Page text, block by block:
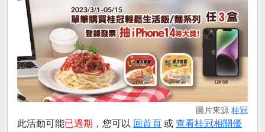
圖片來源 桂冠
此活動可能已過期 ，您可以 回首頁 或 查看桂冠相關優